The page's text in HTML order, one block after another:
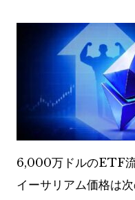
6,000万ドルのETF流
イーサリアム価格は